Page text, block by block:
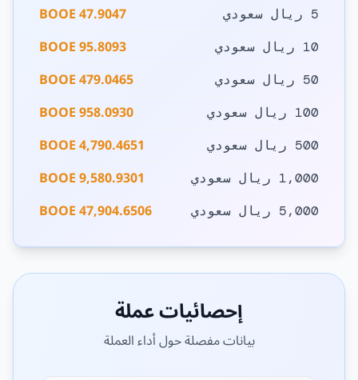
5 ريال سعودي 47.9047 BOOE
10 ريال سعودي 95.8093 BOOE
50 ريال سعودي 479.0465 BOOE
100 ريال سعودي 958.0930 BOOE
500 ريال سعودي 4,790.4651 BOOE
1,000 ريال سعودي 9,580.9301 BOOE
5,000 ريال سعودي 47,904.6506 BOOE
إحصائيات عملة
بيانات مفصلة حول أداء العملة